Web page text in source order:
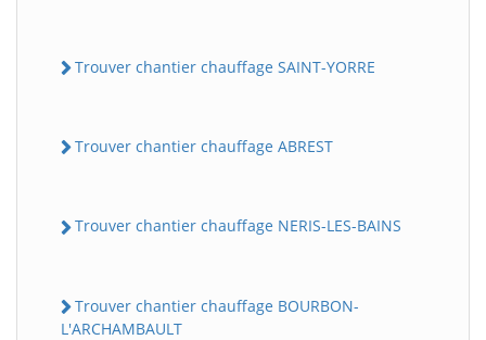
Trouver chantier chauffage SAINT-YORRE
Trouver chantier chauffage ABREST
Trouver chantier chauffage NERIS-LES-BAINS
Trouver chantier chauffage BOURBON-
L'ARCHAMBAULT